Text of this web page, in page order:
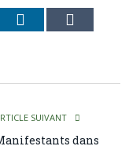
LinkedIn
SUIVANT
dans